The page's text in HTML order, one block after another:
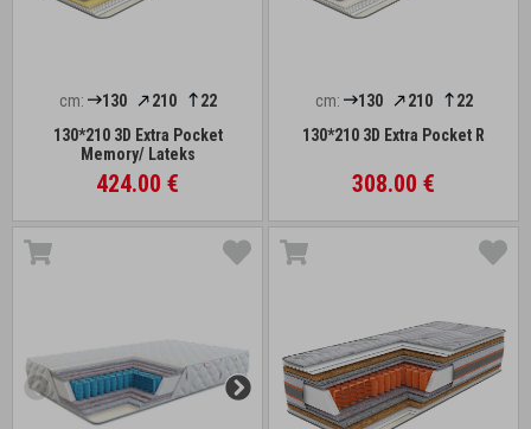
cm: 130 210
22
130*210 3D Extra Pocket
Memory/ Lateks
424.00 €
cm: 130 210
22
130*210 3D Extra Pocket R
308.00 €